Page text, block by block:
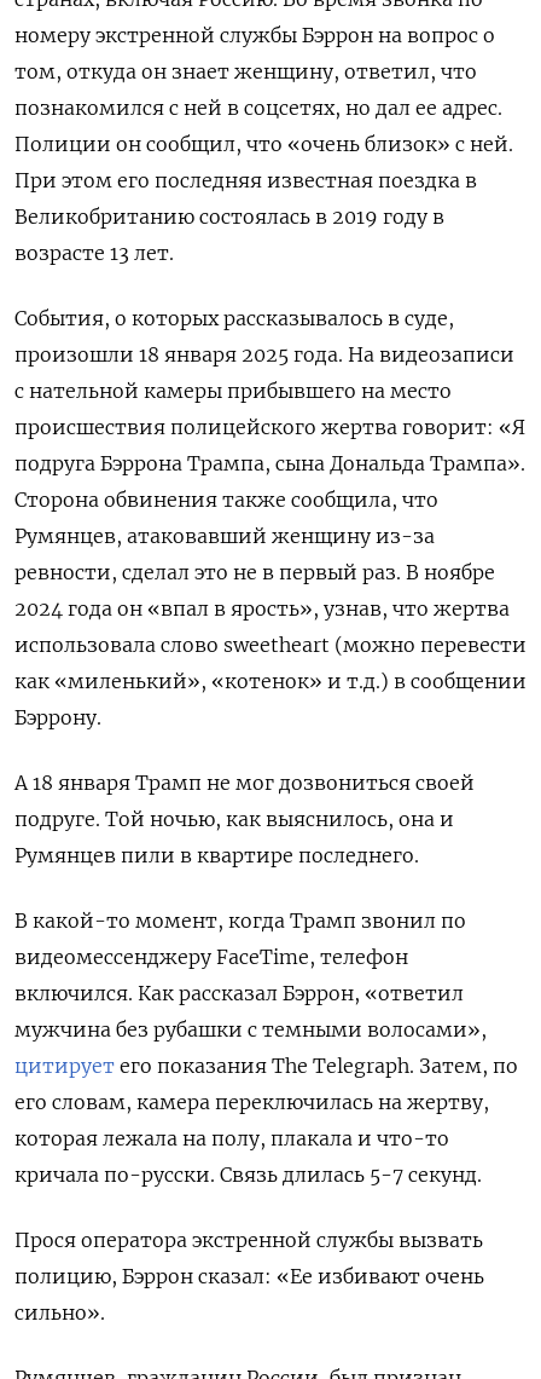
номеру экстренной службы Бэррон на вопрос о
том, откуда он знает женщину, ответил, что
познакомился с ней в соцсетях, но дал ее адрес.
Полиции он сообщил, что «очень близок» с ней.
При этом его последняя известная поездка в
Великобританию состоялась в 2019 году в
возрасте 13 лет.
События, о которых рассказывалось в суде,
произошли 18 января 2025 года. На видеозаписи
с нательной камеры прибывшего на место
происшествия полицейского жертва говорит: «Я
подруга Бэррона Трампа, сына Дональда Трампа».
Сторона обвинения также сообщила, что
Румянцев, атаковавший женщину из-за
ревности, сделал это не в первый раз. В ноябре
2024 года он «впал в ярость», узнав, что жертва
использовала слово sweetheart (можно перевести
как «миленький», «котенок» и т.д.) в сообщении
Бэррону.
А 18 января Трамп не мог дозвониться своей
подруге. Той ночью, как выяснилось, она и
Румянцев пили в квартире последнего.
В какой-то момент, когда Трамп звонил по
видеомессенджеру FaceTime, телефон
включился. Как рассказал Бэррон, «ответил
мужчина без рубашки с темными волосами»,
цитирует его показания The Telegraph. Затем, по
его словам, камера переключилась на жертву,
которая лежала на полу, плакала и что-то
кричала по-русски. Связь длилась 5-7 секунд.
Прося оператора экстренной службы вызвать
полицию, Бэррон сказал: «Ее избивают очень
сильно».